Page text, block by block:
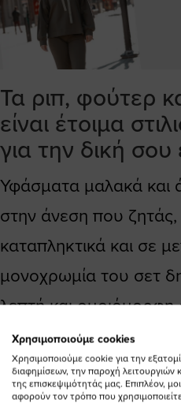
Τα ριπ, φούτερ
είναι έτοιμα
για την δική σου
Υφάσματα μαλακά και
στην άνεση που ζητάς,
καταπληκτικά και σε
μονοχρωμία του σετ
λεπτή και ομοιόμορφη
εφέ της μονοχρωμίας
μην υπάρχουν μεγάλες
χρωματικές αλλά και
Χρησιμοποιούμε cookies
Χρησιμοποιούμε cookie για την
διαφημίσεων, την παροχή λειτουργιών
της επισκεψιμότητάς μας. Επιπλέον,
αφορούν τον τρόπο που